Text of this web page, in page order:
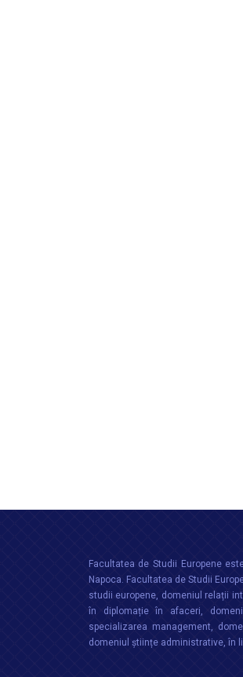
Facultatea de Studii Europene
Napoca. Facultatea de Studii
studii europene, domeniul relații
în diplomație în afaceri,
specializarea management,
domeniul științe administrative, în